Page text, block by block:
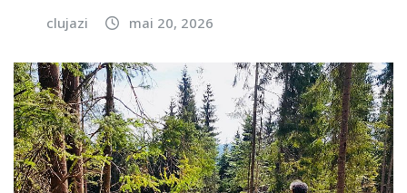
clujazi mai 20, 2026